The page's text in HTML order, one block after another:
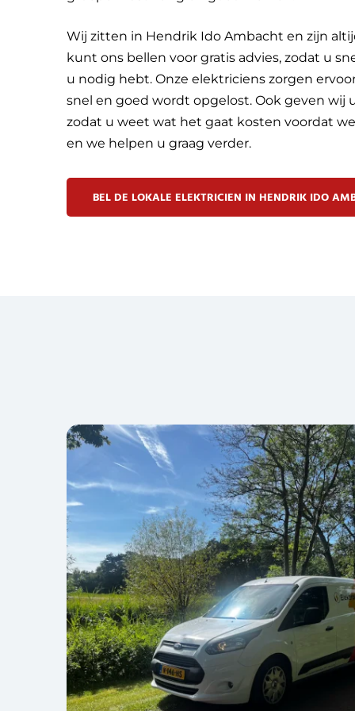
Wij zitten in Hendrik Ido Ambacht en zijn
kunt ons bellen voor gratis advies, zodat u
u nodig hebt. Onze elektriciens zorgen
snel en goed wordt opgelost. Ook geven wij
zodat u weet wat het gaat kosten voordat
en we helpen u graag verder.
BEL DE LOKALE ELEKTRICIEN IN HENDRIK IDO